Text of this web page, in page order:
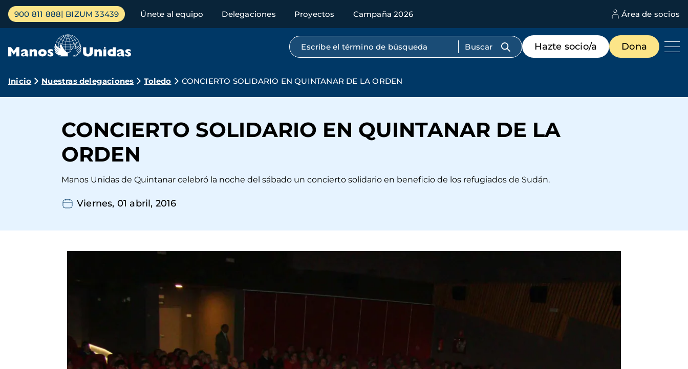
Pasar
contenido
Menú
principal
900 811 888 BIZUM 33439 Únete al equipo Delegaciones Proyectos Campaña 2026 Área de socios
Búsqueda por texto completo
Menú
de
destacados
Hazte socio/a Dona
Ruta
navegación
Inicio Nuestras delegaciones Toledo CONCIERTO SOLIDARIO EN QUINTANAR DE LA ORDEN
CONCIERTO SOLIDARIO EN QUINTANAR DE LA
ORDEN
Manos Unidas de Quintanar celebró la noche del sábado un concierto solidario en beneficio de los refugiados de Sudán.
Viernes, 01 abril, 2016